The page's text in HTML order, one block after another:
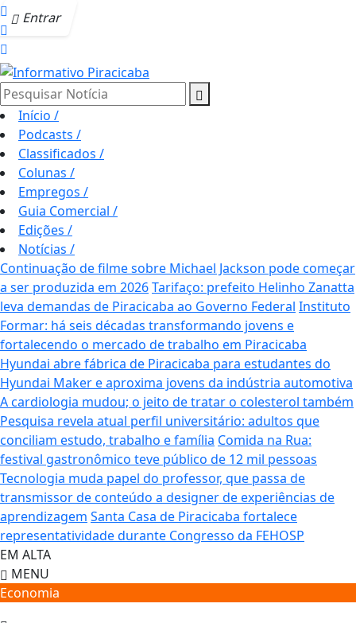
Entrar
Pesquisar Notícia
Início /
Podcasts /
Classificados /
Colunas /
Empregos /
Guia Comercial /
Edições /
Notícias /
Continuação de filme sobre Michael Jackson pode começar
a ser produzida em 2026Tarifaço: prefeito Helinho Zanatta
leva demandas de Piracicaba ao Governo Federal Instituto
Formar: há seis décadas transformando jovens e
fortalecendo o mercado de trabalho em Piracicaba
Hyundai abre fábrica de Piracicaba para estudantes do
Hyundai Maker e aproxima jovens da indústria automotiva
A cardiologia mudou; o jeito de tratar o colesterol também
Pesquisa revela atual perfil universitário: adultos que
conciliam estudo, trabalho e família Comida na Rua:
festival gastronômico teve público de 12 mil pessoas
Tecnologia muda papel do professor, que passa de
transmissor de conteúdo a designer de experiências de
aprendizagem Santa Casa de Piracicaba fortalece
representatividade durante Congresso da FEHOSP
EM ALTA
MENU
Economia